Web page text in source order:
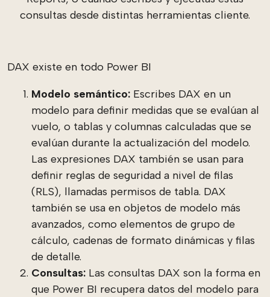
consultas desde distintas herramientas cliente.
DAX existe en todo Power BI
Modelo semántico: Escribes DAX en un
modelo para definir medidas que se evalúan al
vuelo, o tablas y columnas calculadas que se
evalúan durante la actualización del modelo.
Las expresiones DAX también se usan para
definir reglas de seguridad a nivel de filas
(RLS), llamadas permisos de tabla. DAX
también se usa en objetos de modelo más
avanzados, como elementos de grupo de
cálculo, cadenas de formato dinámicas y filas
de detalle.
Consultas: Las consultas DAX son la forma en
que Power BI recupera datos del modelo para